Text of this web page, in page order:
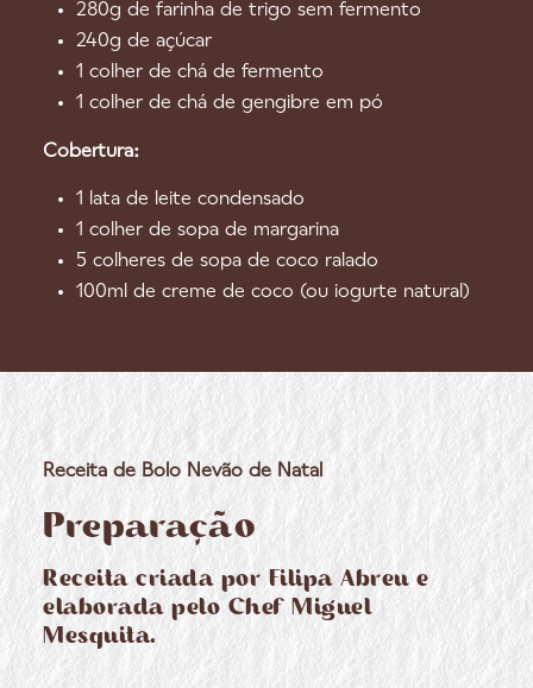
Receita de Bolo Nevão de Natal
Preparação
Receita criada por Filipa Abreu e
elaborada pelo Chef Miguel
Mesquita.
280g de farinha de trigo sem fermento
240g de açúcar
1 colher de chá de fermento
1 colher de chá de gengibre em pó
Cobertura:
1 lata de leite condensado
1 colher de sopa de margarina
5 colheres de sopa de coco ralado
100ml de creme de coco (ou iogurte natural)